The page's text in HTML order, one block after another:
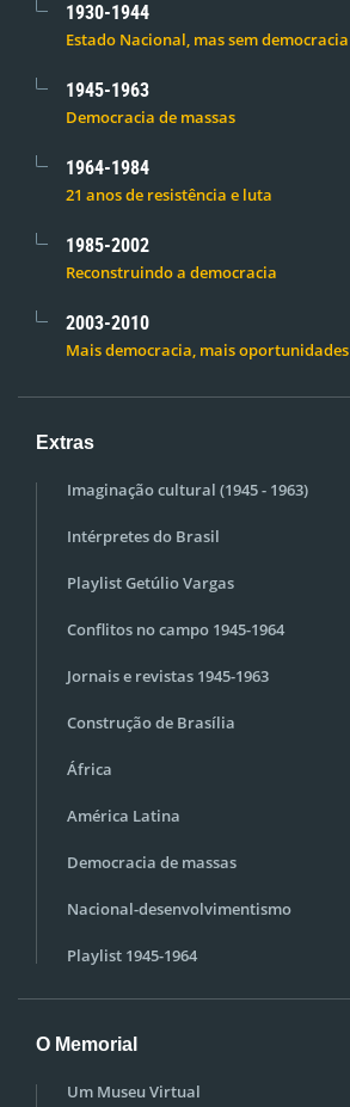
1930-1944
Estado Nacional, mas sem democracia
1945-1963
Democracia de massas
1964-1984
21 anos de resistência e luta
1985-2002
Reconstruindo a democracia
2003-2010
Mais democracia, mais oportunidades
Extras
Imaginação cultural (1945 - 1963)
Intérpretes do Brasil
Playlist Getúlio Vargas
Conflitos no campo 1945-1964
Jornais e revistas 1945-1963
Construção de Brasília
África
América Latina
Democracia de massas
Nacional-desenvolvimentismo
Playlist 1945-1964
O Memorial
Um Museu Virtual